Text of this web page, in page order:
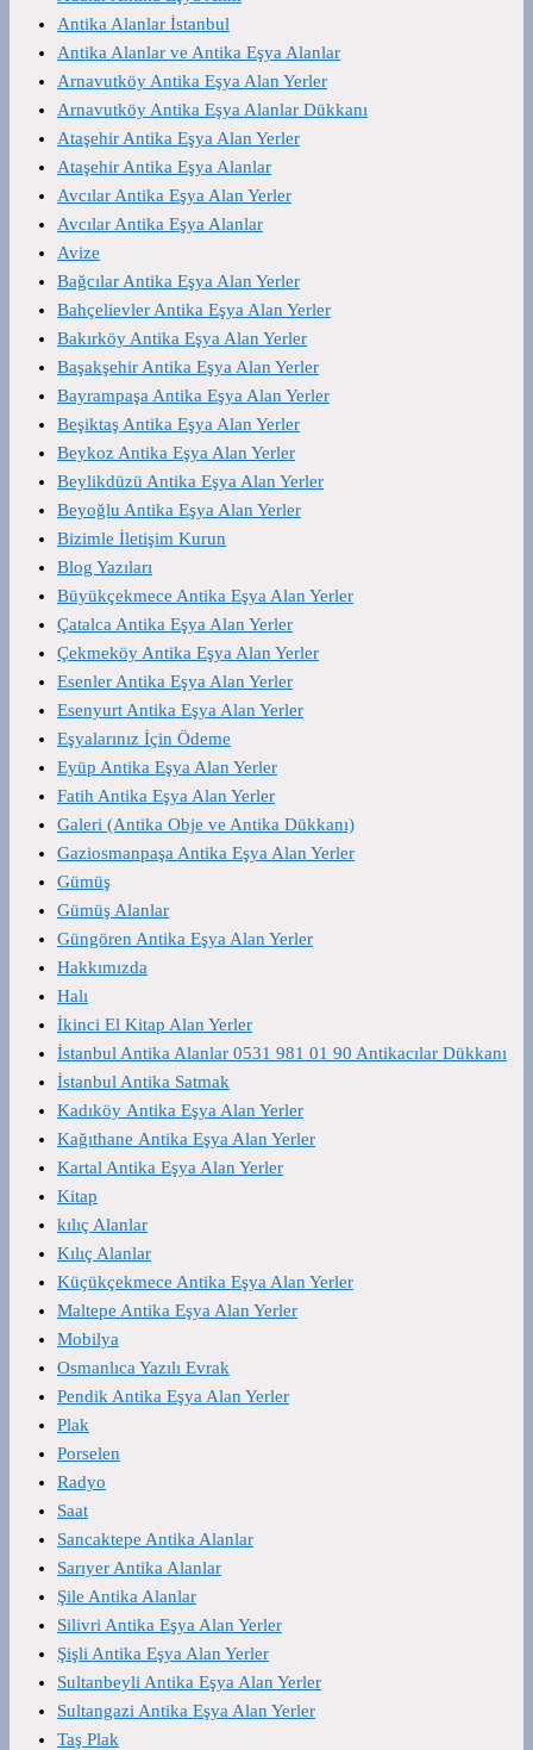
Antika Alanlar İstanbul
Antika Alanlar ve Antika Eşya Alanlar
Arnavutköy Antika Eşya Alan Yerler
Arnavutköy Antika Eşya Alanlar Dükkanı
Ataşehir Antika Eşya Alan Yerler
Ataşehir Antika Eşya Alanlar
Avcılar Antika Eşya Alan Yerler
Avcılar Antika Eşya Alanlar
Avize
Bağcılar Antika Eşya Alan Yerler
Bahçelievler Antika Eşya Alan Yerler
Bakırköy Antika Eşya Alan Yerler
Başakşehir Antika Eşya Alan Yerler
Bayrampaşa Antika Eşya Alan Yerler
Beşiktaş Antika Eşya Alan Yerler
Beykoz Antika Eşya Alan Yerler
Beylikdüzü Antika Eşya Alan Yerler
Beyoğlu Antika Eşya Alan Yerler
Bizimle İletişim Kurun
Blog Yazıları
Büyükçekmece Antika Eşya Alan Yerler
Çatalca Antika Eşya Alan Yerler
Çekmeköy Antika Eşya Alan Yerler
Esenler Antika Eşya Alan Yerler
Esenyurt Antika Eşya Alan Yerler
Eşyalarınız İçin Ödeme
Eyüp Antika Eşya Alan Yerler
Fatih Antika Eşya Alan Yerler
Galeri (Antika Obje ve Antika Dükkanı)
Gaziosmanpaşa Antika Eşya Alan Yerler
Gümüş
Gümüş Alanlar
Güngören Antika Eşya Alan Yerler
Hakkımızda
Halı
İkinci El Kitap Alan Yerler
İstanbul Antika Alanlar 0531 981 01 90 Antikacılar Dükkanı
İstanbul Antika Satmak
Kadıköy Antika Eşya Alan Yerler
Kağıthane Antika Eşya Alan Yerler
Kartal Antika Eşya Alan Yerler
Kitap
kılıç Alanlar
Kılıç Alanlar
Küçükçekmece Antika Eşya Alan Yerler
Maltepe Antika Eşya Alan Yerler
Mobilya
Osmanlıca Yazılı Evrak
Pendik Antika Eşya Alan Yerler
Plak
Porselen
Radyo
Saat
Sancaktepe Antika Alanlar
Sarıyer Antika Alanlar
Şile Antika Alanlar
Silivri Antika Eşya Alan Yerler
Şişli Antika Eşya Alan Yerler
Sultanbeyli Antika Eşya Alan Yerler
Sultangazi Antika Eşya Alan Yerler
Taş Plak